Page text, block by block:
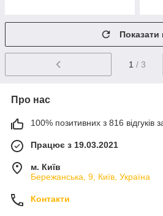
Показати
1 / 3
Про нас
100% позитивних з 816 відгуків
Працює з 19.03.2021
м. Київ
Бережанська, 9, Київ, Україна
Контакти